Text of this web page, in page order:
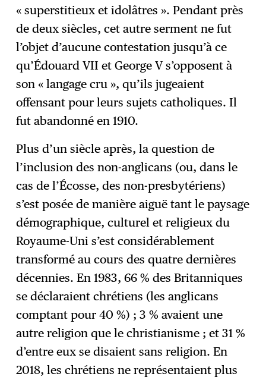
« superstitieux et idolâtres ». Pendant près
de deux siècles, cet autre serment ne fut
l’objet d’aucune contestation jusqu’à ce
qu’Édouard VII et George V s’opposent à
son « langage cru », qu’ils jugeaient
offensant pour leurs sujets catholiques. Il
fut abandonné en 1910.
Plus d’un siècle après, la question de
l’inclusion des non-anglicans (ou, dans le
cas de l’Écosse, des non-presbytériens)
s’est posée de manière aiguë tant le paysage
démographique, culturel et religieux du
Royaume-Uni s’est considérablement
transformé au cours des quatre dernières
décennies. En 1983, 66 % des Britanniques
se déclaraient chrétiens (les anglicans
comptant pour 40 %) ; 3 % avaient une
autre religion que le christianisme ; et 31 %
d’entre eux se disaient sans religion. En
2018, les chrétiens ne représentaient plus